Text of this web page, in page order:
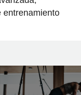
entrenamiento